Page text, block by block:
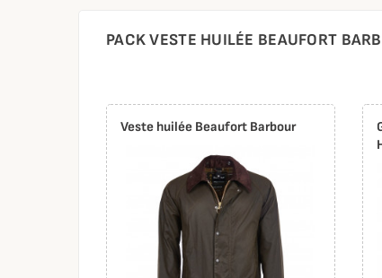
PACK VESTE HUILÉE BEAUFORT
Veste huilée Beaufort Barbour